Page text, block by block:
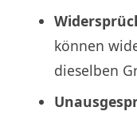
können
dieselben